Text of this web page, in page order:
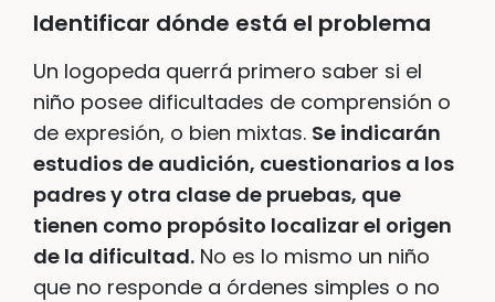
Identificar dónde está el problema
Un logopeda querrá primero saber si el
niño posee dificultades de comprensión o
de expresión, o bien mixtas. Se indicarán
estudios de audición, cuestionarios a los
padres y otra clase de pruebas, que
tienen como propósito localizar el origen
de la dificultad. No es lo mismo un niño
que no responde a órdenes simples o no